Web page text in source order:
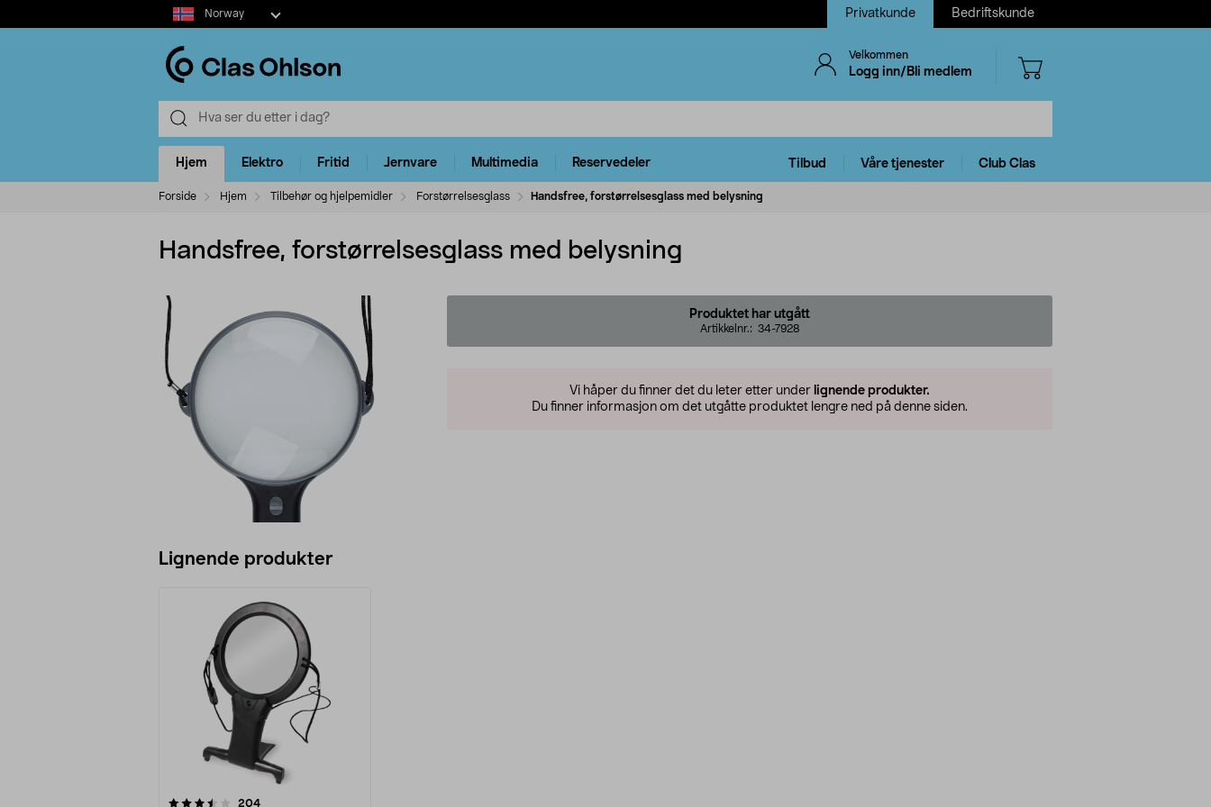
Select
market
Norway Privatkunde Bedriftskunde
Velkommen
Logg inn/Bli medlem
Hjem Elektro Fritid Jernvare Multimedia Reservedeler Tilbud Våre tjenester Club Clas
Forside Hjem Tilbehør og hjelpemidler Forstørrelsesglass Handsfree, forstørrelsesglass med belysning
Handsfree, forstørrelsesglass med belysning
Produktet har utgått
Artikkelnr.: 34-7928
Vi håper du finner det du leter etter under lignende produkter.
Du finner informasjon om det utgåtte produktet lengre ned på denne siden.
Lignende produkter
204anmeldelser